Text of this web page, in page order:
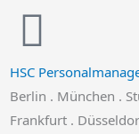
HSC
Berlin . München .
Frankfurt .